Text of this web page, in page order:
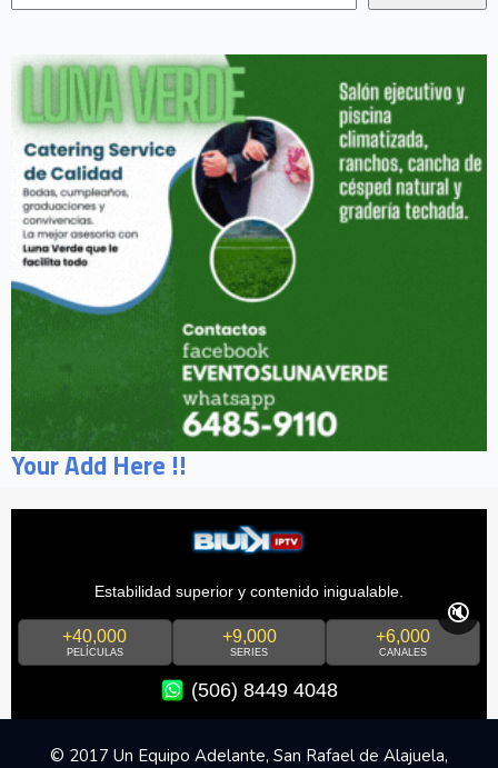
Your Add Here !!
Estabilidad superior y contenido inigualable.
+40,000
PELÍCULAS
+9,000
SERIES
+6,000
CANALES
(506) 8449 4048
🔇
© 2017 Un Equipo Adelante, San Rafael de Alajuela,